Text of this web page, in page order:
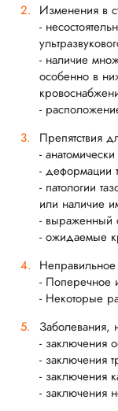
Изменения в
-
- наличие
особенно в
-
Препятствия
-
- деформации
- патологии
или наличие
- выраженный
- ожидаемые
- Поперечное
- Некоторые
Заболевания,
- заключения
- заключения
- заключения
- заключения